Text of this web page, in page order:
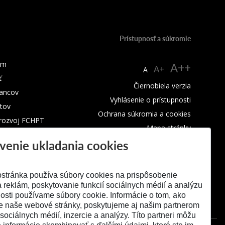
FCHPT
Prístupnosť a súkromie
A A+ A++
Čiernobiela verzia
Vyhlásenie o prístupnosti
Ochrana súkromia a cookies
Mapa stránky
ukladania cookies
používa súbory cookies na prispôsobenie
reklám, poskytovanie funkcií sociálnych médií a analýzu
používame súbory cookie. Informácie o tom, ako
naše webové stránky, poskytujeme aj našim partnerom
médií, inzercie a analýzy. Títo partneri môžu